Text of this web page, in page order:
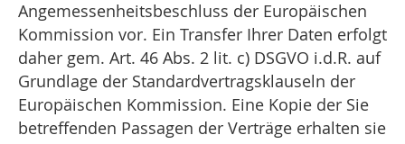
Angemessenheitsbeschluss der Europäischen
Kommission vor. Ein Transfer Ihrer Daten erfolgt
daher gem. Art. 46 Abs. 2 lit. c) DSGVO i.d.R. auf
Grundlage der Standardvertragsklauseln der
Europäischen Kommission. Eine Kopie der Sie
betreffenden Passagen der Verträge erhalten sie